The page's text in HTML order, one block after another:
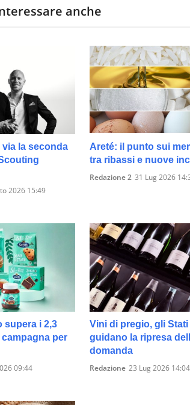
anche
via la seconda
2026 15:49
Areté: il punto sui
tra ribassi e nuove
Redazione 2 31 Lug 2026
supera i 2,3
per
09:44
Vini di pregio, gli
guidano la ripresa
domanda
Redazione 23 Lug 2026 14:04